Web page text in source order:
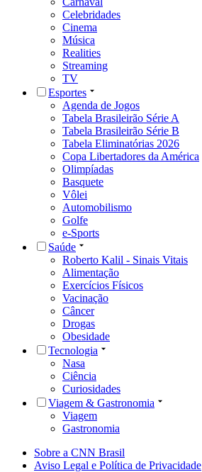
Celebridades
Cinema
Música
Realities
Streaming
TV
Esportes
Agenda de Jogos
Tabela Brasileirão Série A
Tabela Brasileirão Série B
Tabela Eliminatórias 2026
Copa Libertadores da América
Olimpíadas
Basquete
Vôlei
Automobilismo
Golfe
e-Sports
Saúde
Roberto Kalil - Sinais Vitais
Alimentação
Exercícios Físicos
Vacinação
Câncer
Drogas
Obesidade
Tecnologia
Nasa
Ciência
Curiosidades
Viagem & Gastronomia
Viagem
Gastronomia
Sobre a CNN Brasil
Aviso Legal e Política de Privacidade